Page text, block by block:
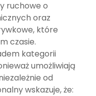
ruchowe o
oraz
które
czasie.
kategorii
umożliwiają
od
wskazuje, że: